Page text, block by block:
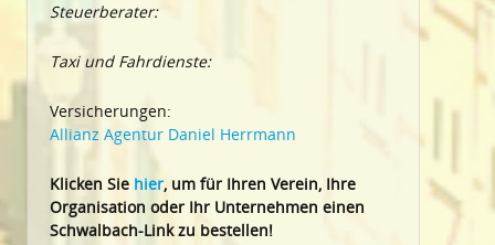
Steuerberater:
Taxi und Fahrdienste:
Versicherungen:
Allianz Agentur Daniel Herrmann
Klicken Sie hier, um für Ihren Verein, Ihre
Organisation oder Ihr Unternehmen einen
Schwalbach-Link zu bestellen!